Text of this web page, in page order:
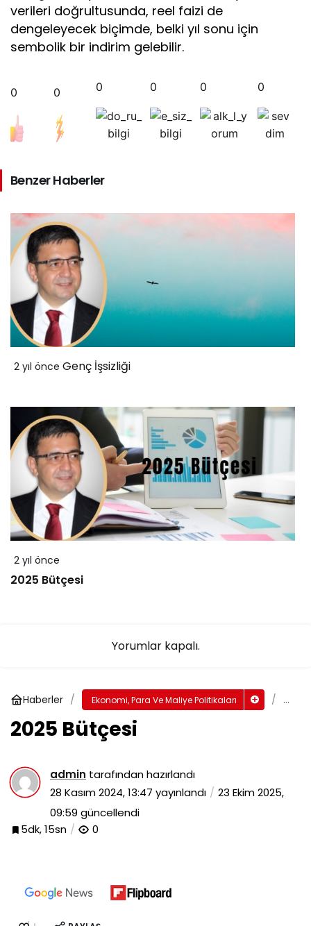
verileri doğrultusunda, reel faizi de
dengeleyecek biçimde, belki yıl sonu için
sembolik bir indirim gelebilir.
0 0 0 0 0 0
Benzer Haberler
2 yıl önce Genç İşsizliği
2 yıl önce
2025 Bütçesi
Yorumlar kapalı.
Haberler Ekonomi, Para Ve Maliye Politikaları
2025
2025 Bütçesi
admin tarafından hazırlandı
28 Kasım 2024, 13:47 yayınlandı
23 Ekim 2025,
09:59 güncellendi
5dk, 15sn
0